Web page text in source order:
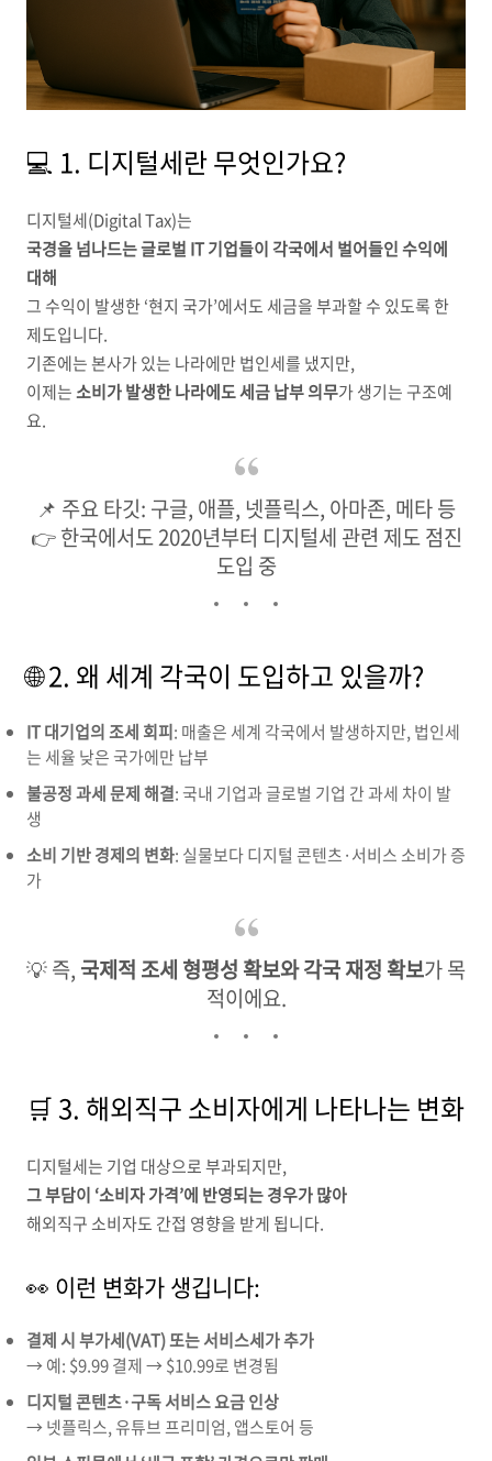
💻 1. 디지털세란 무엇인가요?
디지털세(Digital Tax)는
국경을 넘나드는 글로벌 IT 기업들이 각국에서 벌어들인 수익에
대해
그 수익이 발생한 ‘현지 국가’에서도 세금을 부과할 수 있도록 한
제도입니다.
기존에는 본사가 있는 나라에만 법인세를 냈지만,
이제는소비가 발생한 나라에도 세금 납부 의무가 생기는 구조예
요.
📌 주요 타깃: 구글, 애플, 넷플릭스, 아마존, 메타 등
👉 한국에서도 2020년부터 디지털세 관련 제도 점진
도입 중
🌐 2. 왜 세계 각국이 도입하고 있을까?
IT 대기업의 조세 회피: 매출은 세계 각국에서 발생하지만, 법인세
는 세율 낮은 국가에만 납부
불공정 과세 문제 해결: 국내 기업과 글로벌 기업 간 과세 차이 발
생
소비 기반 경제의 변화: 실물보다 디지털 콘텐츠·서비스 소비가 증
가
💡 즉, 국제적 조세 형평성 확보와 각국 재정 확보가 목
적이에요.
🛒 3. 해외직구 소비자에게 나타나는 변화
디지털세는 기업 대상으로 부과되지만,
그 부담이 ‘소비자 가격’에 반영되는 경우가 많아
해외직구 소비자도 간접 영향을 받게 됩니다.
👀 이런 변화가 생깁니다:
결제 시 부가세(VAT) 또는 서비스세가 추가
→ 예: $9.99 결제 → $10.99로 변경됨
디지털 콘텐츠·구독 서비스 요금 인상
→ 넷플릭스, 유튜브 프리미엄, 앱스토어 등